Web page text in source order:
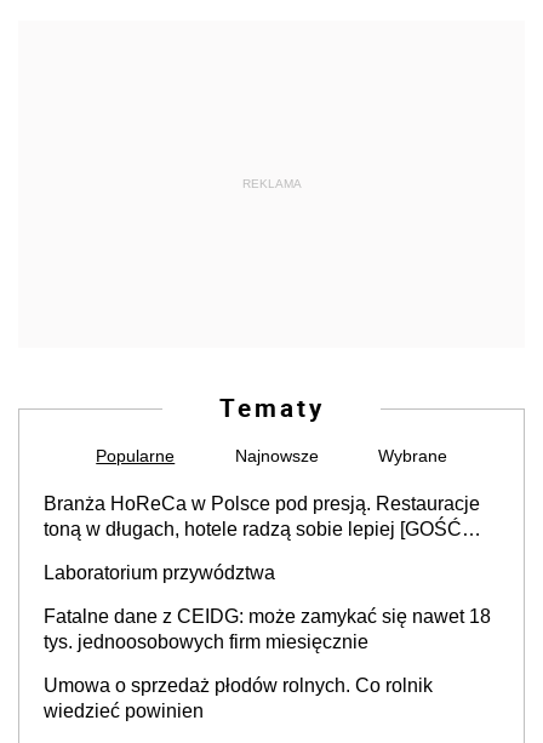
REKLAMA
Tematy
Popularne Najnowsze Wybrane
Branża HoReCa w Polsce pod presją. Restauracje
toną w długach, hotele radzą sobie lepiej [GOŚĆ
Laboratorium przywództwa
Fatalne dane z CEIDG: może zamykać się nawet 18
tys. jednoosobowych firm miesięcznie
Umowa o sprzedaż płodów rolnych. Co rolnik
wiedzieć powinien